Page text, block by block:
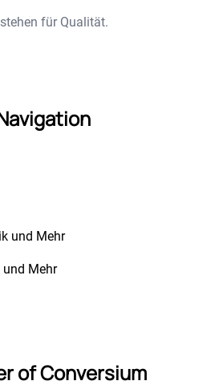
für Qualität.
und Mehr
Mehr
of Conversium